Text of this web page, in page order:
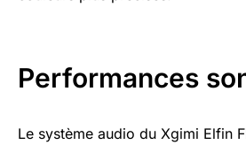
Performances
Le système audio du Xgimi Elfin